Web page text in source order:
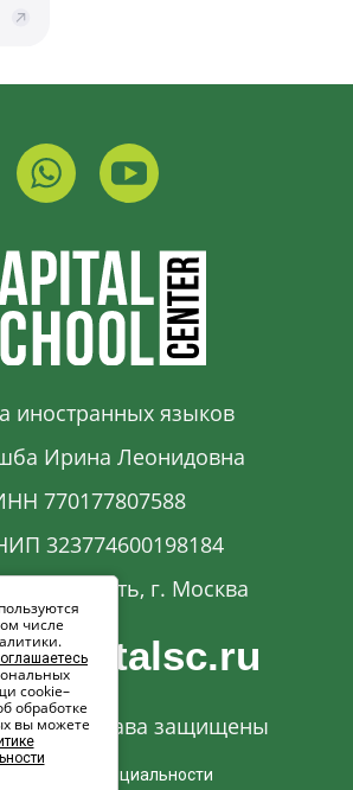
иностранных языков
Ирина Леонидовна
770177807588
323774600198184
область, г. Москва
Все права защищены
конфиденциальности
числе
cookie–
обработке
вы можете